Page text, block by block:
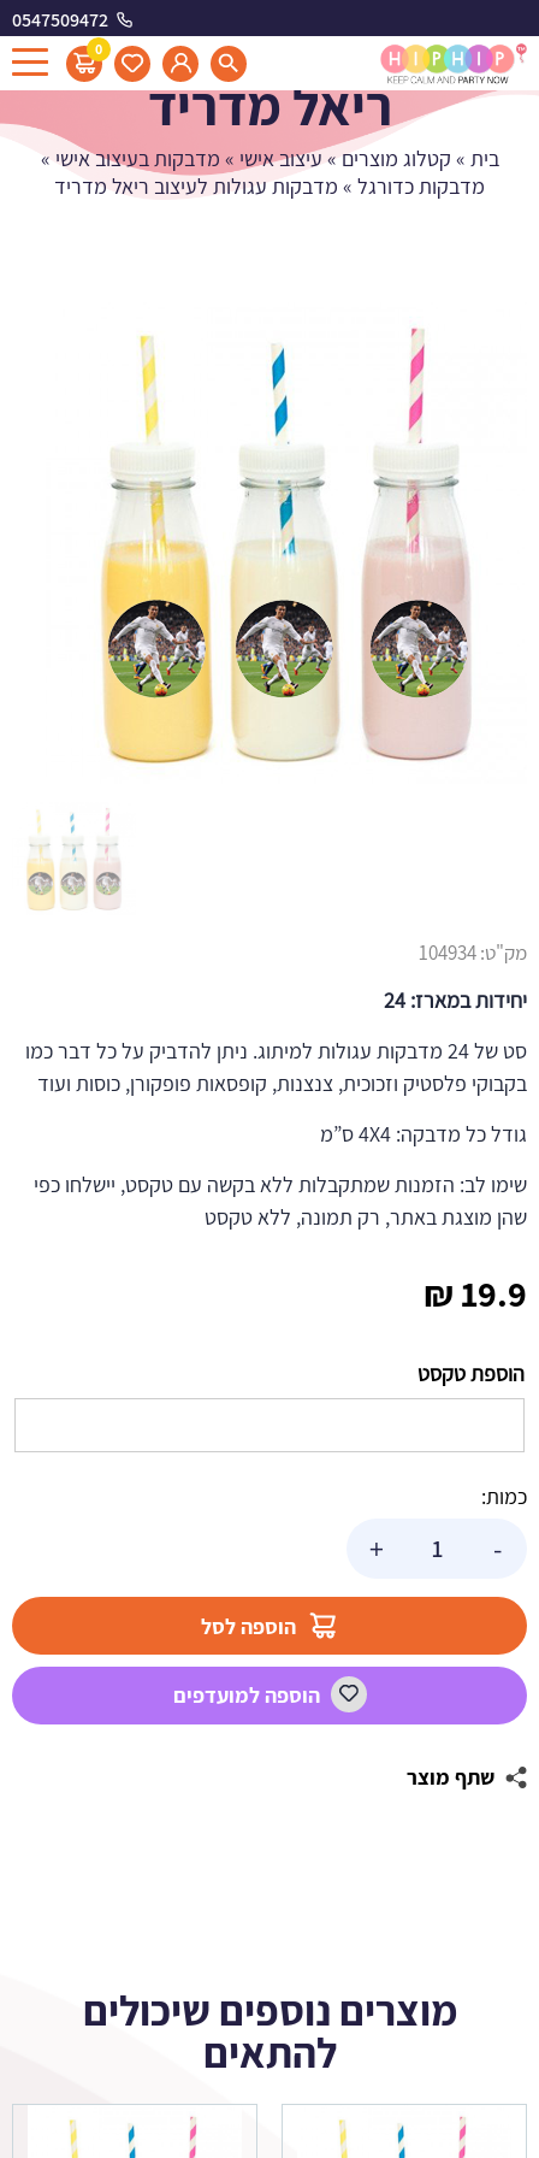
0547509472
0
מדבקות עגולות לעיצוב
ריאל מדריד
בית » קטלוג מוצרים »עיצוב אישי » מדבקות בעיצוב אישי »
מדבקות כדורגל » מדבקות עגולות לעיצוב ריאל מדריד
19.9
₪
הוספת טקסט
כמות:
-
ריאל
+
הוספה לסל
הוספה למועדפים
שתף מוצר
מק"ט:104934
יחידות במארז: 24
סט של 24 מדבקות עגולות למיתוג. ניתן להדביק על כל דבר כמו
בקבוקי פלסטיק וזכוכית, צנצנות, קופסאות פופקורן, כוסות ועוד
גודל כל מדבקה: 4X4 ס”מ
שימו לב: הזמנות שמתקבלות ללא בקשה עם טקסט, יישלחו כפי
שהן מוצגת באתר, רק תמונה, ללא טקסט
מוצרים נוספים שיכולים
להתאים